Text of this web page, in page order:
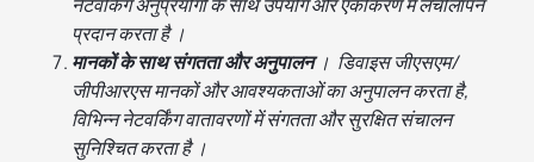
प्रदान करता है ।
मानकों के साथ संगतता और अनुपालन। डिवाइस जीएसएम/
जीपीआरएस मानकों और आवश्यकताओं का अनुपालन करता है,
विभिन्न नेटवर्किंग वातावरणों में संगतता और सुरक्षित संचालन
सुनिश्चित करता है ।